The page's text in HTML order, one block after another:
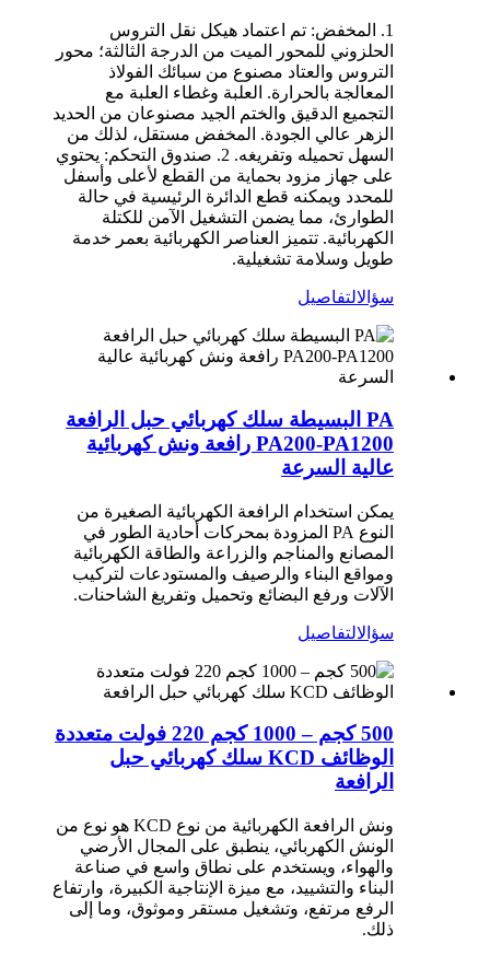
1. المخفض: تم اعتماد هيكل نقل التروس
الحلزوني للمحور الميت من الدرجة الثالثة؛ محور
التروس والعتاد مصنوع من سبائك الفولاذ
المعالجة بالحرارة. العلبة وغطاء العلبة مع
التجميع الدقيق والختم الجيد مصنوعان من الحديد
الزهر عالي الجودة. المخفض مستقل، لذلك من
السهل تحميله وتفريغه. 2. صندوق التحكم: يحتوي
على جهاز مزود بحماية من القطع لأعلى وأسفل
للمحدد ويمكنه قطع الدائرة الرئيسية في حالة
الطوارئ، مما يضمن التشغيل الآمن للكتلة
الكهربائية. تتميز العناصر الكهربائية بعمر خدمة
طويل وسلامة تشغيلية.
سؤالالتفاصيل
PA البسيطة سلك كهربائي حبل الرافعة
PA200-PA1200 رافعة ونش كهربائية
عالية السرعة
يمكن استخدام الرافعة الكهربائية الصغيرة من
النوع PA المزودة بمحركات أحادية الطور في
المصانع والمناجم والزراعة والطاقة الكهربائية
ومواقع البناء والرصيف والمستودعات لتركيب
الآلات ورفع البضائع وتحميل وتفريغ الشاحنات.
سؤالالتفاصيل
500 كجم – 1000 كجم 220 فولت متعددة
الوظائف KCD سلك كهربائي حبل
الرافعة
ونش الرافعة الكهربائية من نوع KCD هو نوع من
الونش الكهربائي، ينطبق على المجال الأرضي
والهواء، ويستخدم على نطاق واسع في صناعة
البناء والتشييد، مع ميزة الإنتاجية الكبيرة، وارتفاع
الرفع مرتفع، وتشغيل مستقر وموثوق، وما إلى
ذلك.